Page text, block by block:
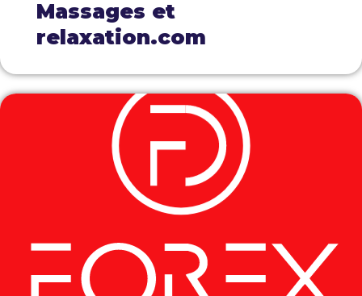
Massages et
relaxation.com